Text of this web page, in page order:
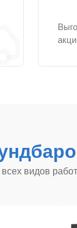
видов работ